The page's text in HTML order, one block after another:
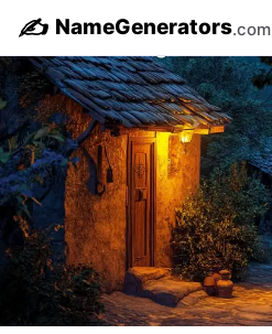
✍️ NameGenerators.com